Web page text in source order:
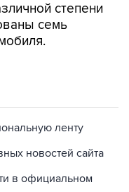
степени
семь
ленту
новостей сайта
в официальном